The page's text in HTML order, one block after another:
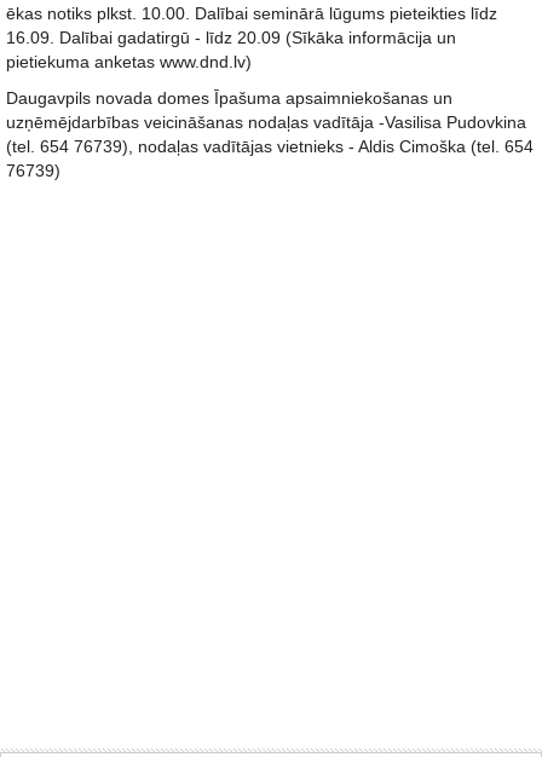
ēkas notiks plkst. 10.00. Dalībai seminārā lūgums pieteikties līdz
16.09. Dalībai gadatirgū - līdz 20.09 (Sīkāka informācija un
pietiekuma anketas www.dnd.lv)
Daugavpils novada domes Īpašuma apsaimniekošanas un
uzņēmējdarbības veicināšanas nodaļas vadītāja -Vasilisa Pudovkina
(tel. 654 76739), nodaļas vadītājas vietnieks - Aldis Cimoška (tel. 654
76739)